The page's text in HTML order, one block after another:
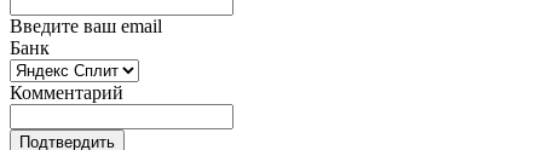
Введите ваш email
Банк
Комментарий
Подтвердить